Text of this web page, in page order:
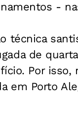
-
técnica
de
Por
em Porto